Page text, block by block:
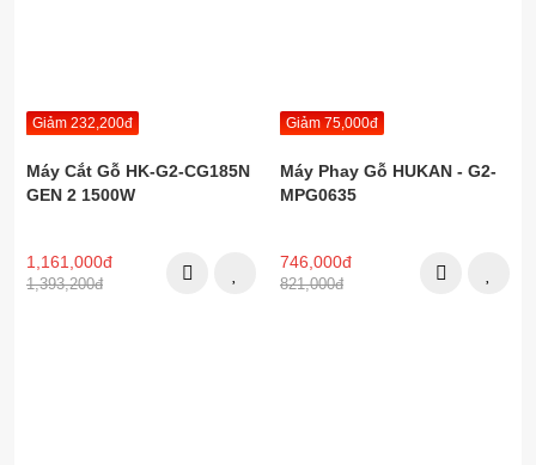
Giảm 232,200đ
Máy Cắt Gỗ HK-G2-CG185N
GEN 2 1500W
1,161,000đ
1,393,200đ
Giảm 75,000đ
Máy Phay Gỗ HUKAN - G2-
MPG0635
746,000đ
821,000đ